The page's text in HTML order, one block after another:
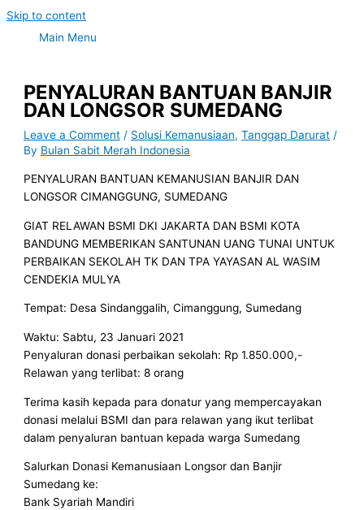
Skip to content
Main Menu
PENYALURAN BANTUAN BANJIR
DAN LONGSOR SUMEDANG
Leave a Comment / Solusi Kemanusiaan,Tanggap Darurat /
By Bulan Sabit Merah Indonesia
PENYALURAN BANTUAN KEMANUSIAN BANJIR DAN
LONGSOR CIMANGGUNG, SUMEDANG
GIAT RELAWAN BSMI DKI JAKARTA DAN BSMI KOTA
BANDUNG MEMBERIKAN SANTUNAN UANG TUNAI UNTUK
PERBAIKAN SEKOLAH TK DAN TPA YAYASAN AL WASIM
CENDEKIA MULYA
Tempat: Desa Sindanggalih, Cimanggung, Sumedang
Waktu: Sabtu, 23 Januari 2021
Penyaluran donasi perbaikan sekolah: Rp 1.850.000,-
Relawan yang terlibat: 8 orang
Terima kasih kepada para donatur yang mempercayakan
donasi melalui BSMI dan para relawan yang ikut terlibat
dalam penyaluran bantuan kepada warga Sumedang
Salurkan Donasi Kemanusiaan Longsor dan Banjir
Sumedang ke:
Bank Syariah Mandiri